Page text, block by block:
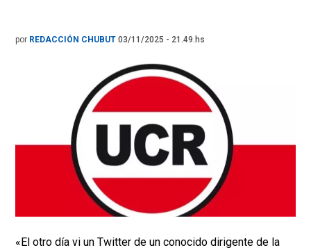
por REDACCIÓN CHUBUT 03/11/2025 - 21.49.hs
«El otro día vi un Twitter de un conocido dirigente de la